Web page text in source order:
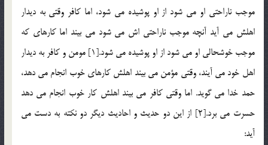
موجب ناراحتي او مي شود از او پوشيده مي شود، اما كافر وقتي به ديدار
اهلش مي آيد آنچه موجب ناراحتي اش مي شود مي بيند اما كارهاي كه
موجب خوشحالي او مي شود از او پوشيده مي شود.[1] مومن و كافر به ديدار
اهل خود مي آيند، وقتي مؤمن مي بيند اهلش كارهاي خوب انجام مي دهد،
حمد خدا مي گويد. اما وقتي كافر مي بيند اهلش كار خوب انجام مي دهد
حسرت مي برد.[2] از اين دو حديث و احاديث ديگر دو نكته به دست مي
آيد: